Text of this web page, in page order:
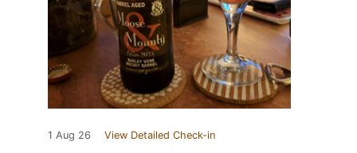
1 Aug 26 View Detailed Check-in